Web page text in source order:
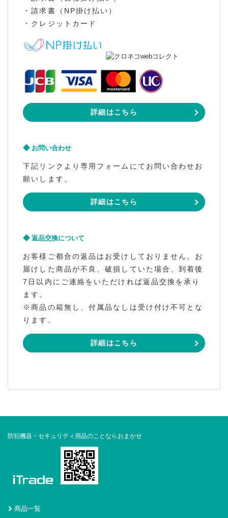
・請求書（NP掛け払い）
・クレジットカード
詳細はこちら
お問い合わせ
下記リンクより専用フォームにてお問い合わせお
願いします。
詳細はこちら
返品交換について
お客様ご都合の返品はお受けしておりません。お
届けした商品が不良、破損していた場合、到着後
7日以内にご連絡をいただければ返品交換を承り
ます。
※商品の箱無し、付属品なしは受け付け不可とな
ります。
詳細はこちら
防犯機器・セキュリティ用品のことならおまかせ
商品一覧